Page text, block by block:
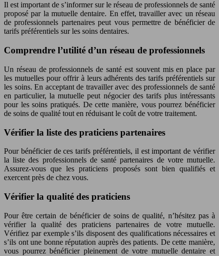
Il est important de s’informer sur le réseau de professionnels de santé
proposé par la mutuelle dentaire. En effet, travailler avec un réseau
de professionnels partenaires peut vous permettre de bénéficier de
tarifs préférentiels sur les soins dentaires.
Comprendre l’utilité d’un réseau de professionnels
Un réseau de professionnels de santé est souvent mis en place par
les mutuelles pour offrir à leurs adhérents des tarifs préférentiels sur
les soins. En acceptant de travailler avec des professionnels de santé
en particulier, la mutuelle peut négocier des tarifs plus intéressants
pour les soins pratiqués. De cette manière, vous pourrez bénéficier
de soins de qualité tout en réduisant le coût de votre traitement.
Vérifier la liste des praticiens partenaires
Pour bénéficier de ces tarifs préférentiels, il est important de vérifier
la liste des professionnels de santé partenaires de votre mutuelle.
Assurez-vous que les praticiens proposés sont bien qualifiés et
exercent près de chez vous.
Vérifier la qualité des praticiens
Pour être certain de bénéficier de soins de qualité, n’hésitez pas à
vérifier la qualité des praticiens partenaires de votre mutuelle.
Vérifiez par exemple s’ils disposent des qualifications nécessaires et
s’ils ont une bonne réputation auprès des patients. De cette manière,
vous pourrez bénéficier pleinement de votre mutuelle dentaire et